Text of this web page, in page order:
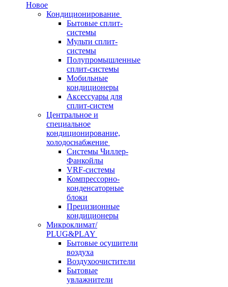
Новое
Кондиционирование
Бытовые сплит-
системы
Мульти сплит-
системы
Полупромышленные
сплит-системы
Мобильные
кондиционеры
Аксессуары для
сплит-систем
Центральное и
специальное
кондиционирование,
холодоснабжение
Системы Чиллер-
Фанкойлы
VRF-системы
Компрессорно-
конденсаторные
блоки
Прецизионные
кондиционеры
Микроклимат/
PLUG&PLAY
Бытовые осушители
воздуха
Воздухоочистители
Бытовые
увлажнители